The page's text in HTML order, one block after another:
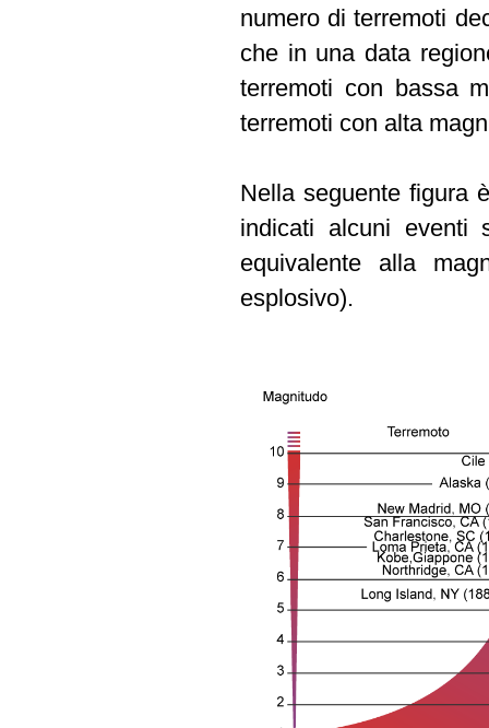
numero di terremoti
che in una data
terremoti con bassa
terremoti con alta
Nella seguente figura
indicati alcuni eventi
equivalente alla
esplosivo).